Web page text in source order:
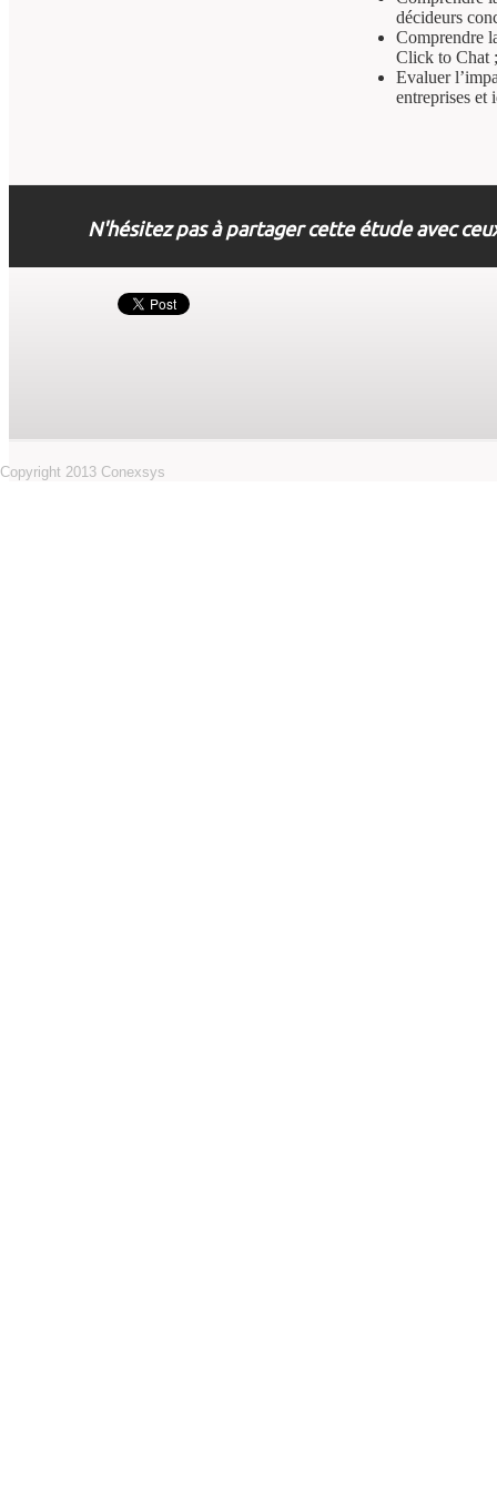
Copyright 2013 Conexsys
N'hésitez pas à partager cette étude avec
décideurs
Comprendre
Click to Chat ;
Evaluer
entreprises et